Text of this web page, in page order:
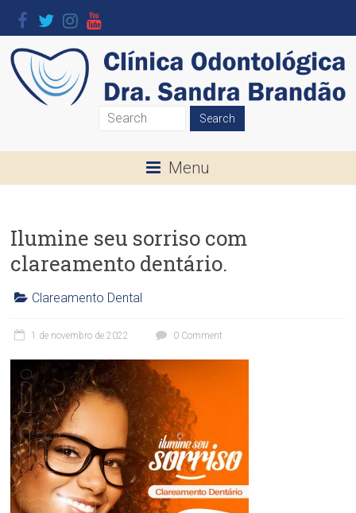
Skip
content
Odontológica
Dra.
Brandão
O
seu
é
nossa
maior
Paixão!
Menu
Ilumine seu sorriso com
clareamento dentário.
n
a
O
d
o
n
t
o
Clareamento Dental
1 de novembro de 2022 0 Comment